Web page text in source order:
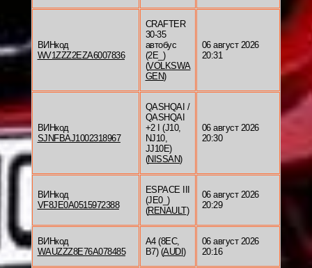
ВИНкод
WV1ZZZ2EZA6007836
CRAFTER
30-35
автобус
(2E_)
(VOLKSWA
GEN)
06 август 2026
20:31
ВИНкод
SJNFBAJ1002318967
QASHQAI /
QASHQAI
+2 I (J10,
NJ10,
JJ10E)
(NISSAN)
06 август 2026
20:30
ВИНкод
VF8JE0A0515972388
ESPACE III
(JE0_)
(RENAULT)
06 август 2026
20:29
ВИНкод
WAUZZZ8E76A078485
A4 (8EC,
B7) (AUDI )
06 август 2026
20:16